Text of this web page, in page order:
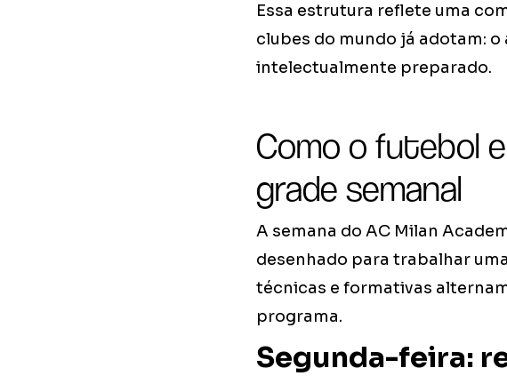
Essa estrutura reflete uma
clubes do mundo já adotam:
intelectualmente preparado.
Como o futebol
grade semanal
A semana do AC Milan
desenhado para trabalhar
técnicas e formativas
programa.
Segunda-feira: